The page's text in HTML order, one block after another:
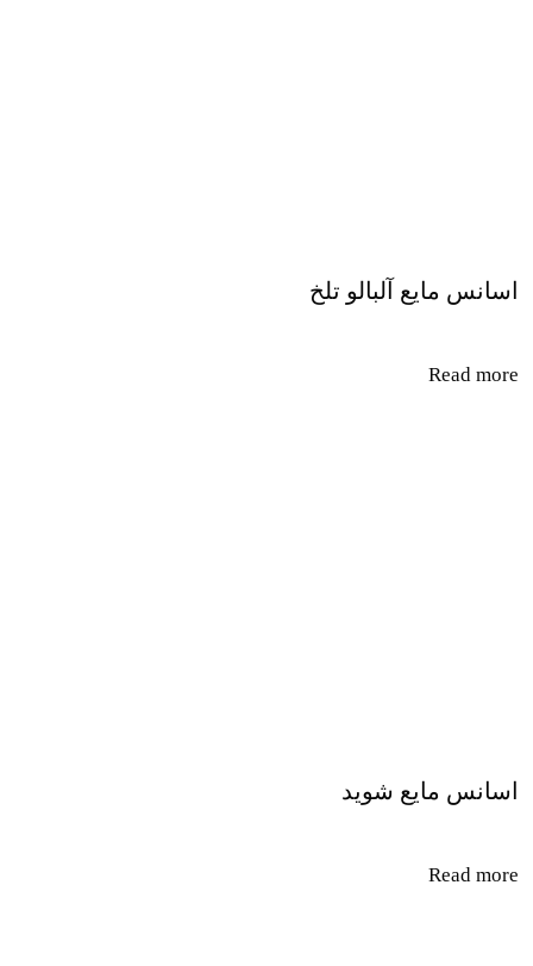
اسانس مایع آلبالو تلخ
Read more
اسانس مایع شوید
Read more